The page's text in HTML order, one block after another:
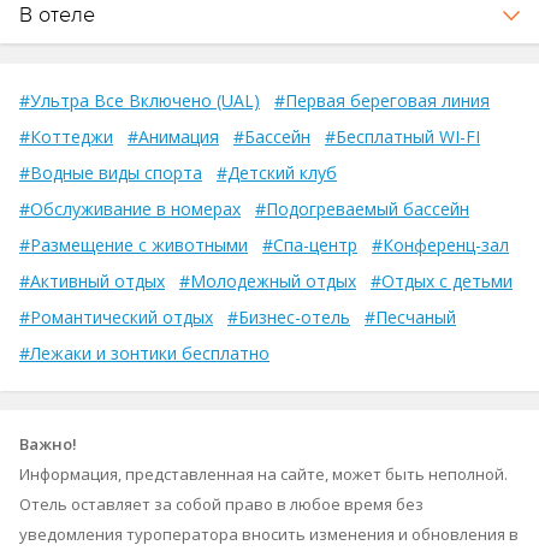
В отеле
#Ультра Все Включено (UAL)
#Первая береговая линия
#Коттеджи
#Анимация #Бассейн
#Бесплатный WI-FI
#Водные виды спорта
#Детский клуб
#Обслуживание в номерах
#Подогреваемый бассейн
#Размещение с животными
#Спа-центр
#Конференц-зал
#Активный отдых
#Молодежный отдых
#Отдых с детьми
#Романтический отдых
#Бизнес-отель
#Песчаный
#Лежаки и зонтики бесплатно
Важно!
Информация, представленная на сайте, может быть неполной.
Отель оставляет за собой право в любое время без
уведомления туроператора вносить изменения и обновления в